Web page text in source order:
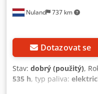
Nuland 737 km
Dotazovat se
Stav: dobrý (použitý),
535 h, typ paliva:
pracovní plošina /